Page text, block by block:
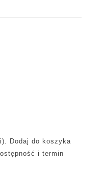
Dodaj do koszyka
i termin